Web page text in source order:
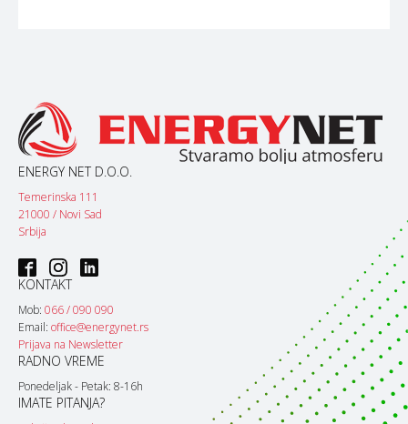
ENERGY NET D.O.O.
Temerinska 111
21000 / Novi Sad
Srbija
KONTAKT
Mob: 066 / 090 090
Email: office@energynet.rs
Prijava na Newsletter
RADNO VREME
Ponedeljak - Petak: 8-16h
IMATE PITANJA?